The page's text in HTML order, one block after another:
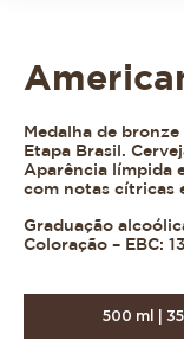
Medalha de
Etapa Brasil.
Aparência límpida
com notas cítricas
Graduação
Coloração – EBC: 13
500 ml |